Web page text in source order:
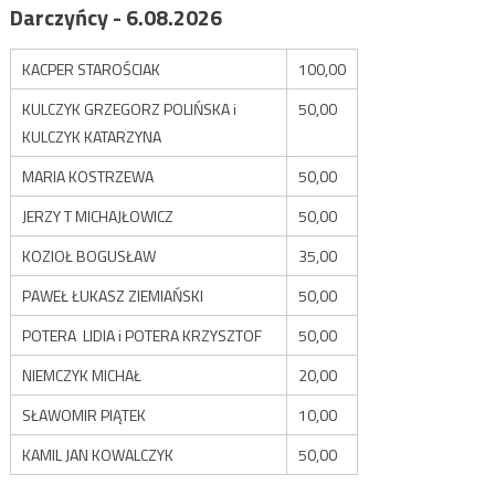
Darczyńcy - 6.08.2026
KACPER STAROŚCIAK
100,00
KULCZYK GRZEGORZ POLIŃSKA i
KULCZYK KATARZYNA
50,00
MARIA KOSTRZEWA
50,00
JERZY T MICHAJŁOWICZ
50,00
KOZIOŁ BOGUSŁAW
35,00
PAWEŁ ŁUKASZ ZIEMIAŃSKI
50,00
POTERA LIDIA i POTERA KRZYSZTOF
50,00
NIEMCZYK MICHAŁ
20,00
SŁAWOMIR PIĄTEK
10,00
KAMIL JAN KOWALCZYK
50,00